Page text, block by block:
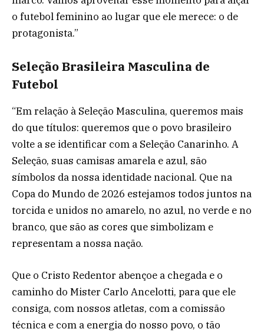
o futebol feminino ao lugar que ele merece: o de
protagonista.”
Seleção Brasileira Masculina de
Futebol
“Em relação à Seleção Masculina, queremos mais
do que títulos: queremos que o povo brasileiro
volte a se identificar com a Seleção Canarinho. A
Seleção, suas camisas amarela e azul, são
símbolos da nossa identidade nacional. Que na
Copa do Mundo de 2026 estejamos todos juntos na
torcida e unidos no amarelo, no azul, no verde e no
branco, que são as cores que simbolizam e
representam a nossa nação.
Que o Cristo Redentor abençoe a chegada e o
caminho do Mister Carlo Ancelotti, para que ele
consiga, com nossos atletas, com a comissão
técnica e com a energia do nosso povo, o tão